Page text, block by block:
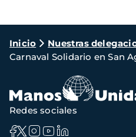
Ruta
de
navegación
Inicio Nuestras
Carnaval Solidario en San
Redes sociales